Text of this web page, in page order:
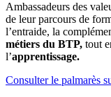
Ambassadeurs des
de leur parcours de
l’entraide, la
métiers du BTP, tout
l’apprentissage.
Consulter le palmarès